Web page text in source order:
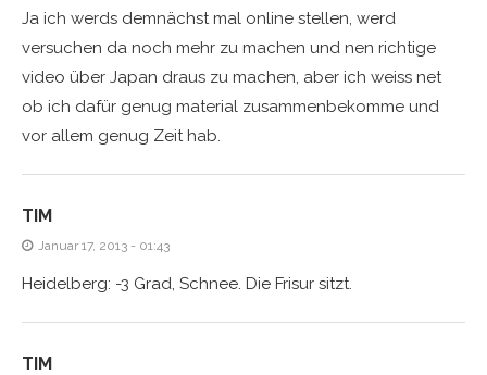
Ja ich werds demnächst mal online stellen, werd
versuchen da noch mehr zu machen und nen richtige
video über Japan draus zu machen, aber ich weiss net
ob ich dafür genug material zusammenbekomme und
vor allem genug Zeit hab.
TIM
Januar 17, 2013 - 01:43
Heidelberg: -3 Grad, Schnee. Die Frisur sitzt.
TIM